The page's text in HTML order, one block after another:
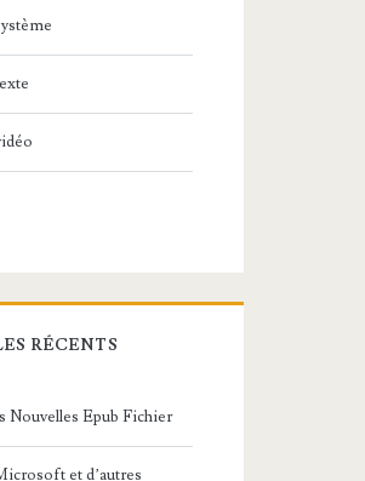
RÉCENTS
Nouvelles Epub Fichier
et d’autres